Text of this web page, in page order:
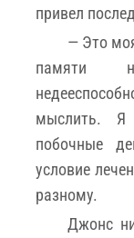
привел
— Это
памяти
мыслить. Я
побочные
условие
разному.
Джонс